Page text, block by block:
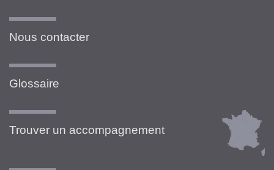
Nous contacter
Glossaire
Trouver un accompagnement